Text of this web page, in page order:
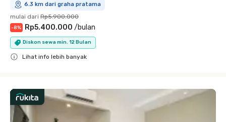
6.3 km dari graha pratama
mulai dari Rp5.900.000
-8% Rp5.400.000 /bulan
Diskon sewa min. 12 Bulan
Lihat info lebih banyak